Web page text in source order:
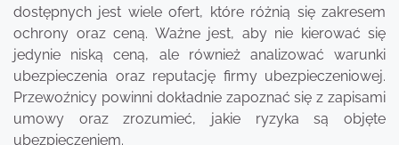
dostępnych jest wiele ofert, które różnią się zakresem
ochrony oraz ceną. Ważne jest, aby nie kierować się
jedynie niską ceną, ale również analizować warunki
ubezpieczenia oraz reputację firmy ubezpieczeniowej.
Przewoźnicy powinni dokładnie zapoznać się z zapisami
umowy oraz zrozumieć, jakie ryzyka są objęte
ubezpieczeniem.